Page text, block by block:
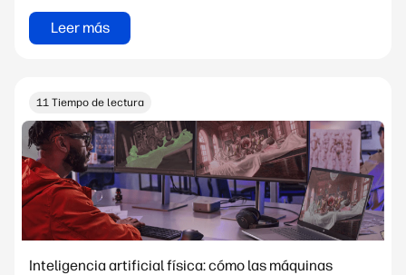
Leer más
11 Tiempo de lectura
Inteligencia artificial física: cómo las máquinas